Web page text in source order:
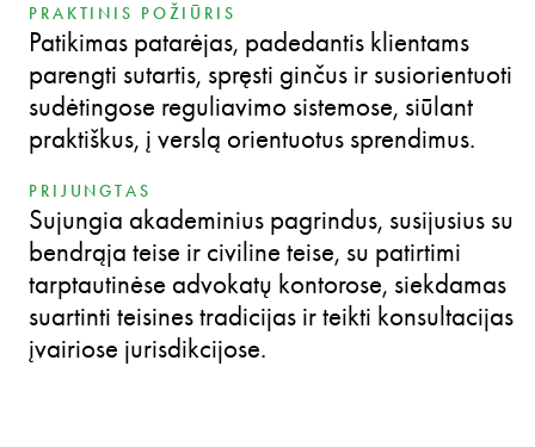
PRAKTINIS POŽIŪRIS
Patikimas patarėjas, padedantis klientams
parengti sutartis, spręsti ginčus ir susiorientuoti
sudėtingose reguliavimo sistemose, siūlant
praktiškus, į verslą orientuotus sprendimus.
PRIJUNGTAS
Sujungia akademinius pagrindus, susijusius su
bendrąja teise ir civiline teise, su patirtimi
tarptautinėse advokatų kontorose, siekdamas
suartinti teisines tradicijas ir teikti konsultacijas
įvairiose jurisdikcijose.